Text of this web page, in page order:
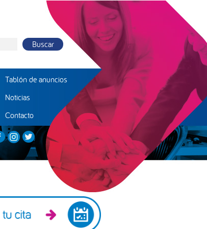
Tablón de anuncios
Noticias
Contacto